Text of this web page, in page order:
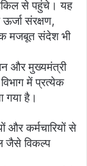
से पहुंचे। यह
संरक्षण,
मजबूत संदेश भी
और मुख्यमंत्री
में प्रत्येक
गया है।
और कर्मचारियों से
जैसे विकल्प